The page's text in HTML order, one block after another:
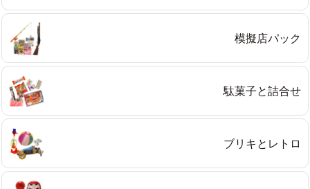
プライバシーポリシーを確認しました。
模擬店パック
駄菓子と詰合せ
ブリキとレトロ